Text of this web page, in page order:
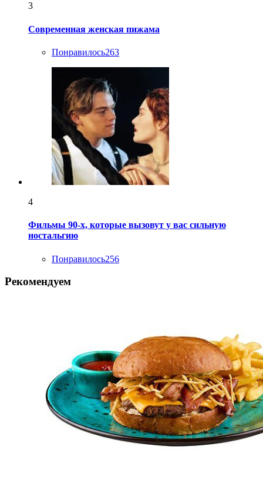
3
Современная женская пижама
Понравилось263
4
Фильмы 90-х, которые вызовут у вас сильную
ностальгию
Понравилось256
Рекомендуем